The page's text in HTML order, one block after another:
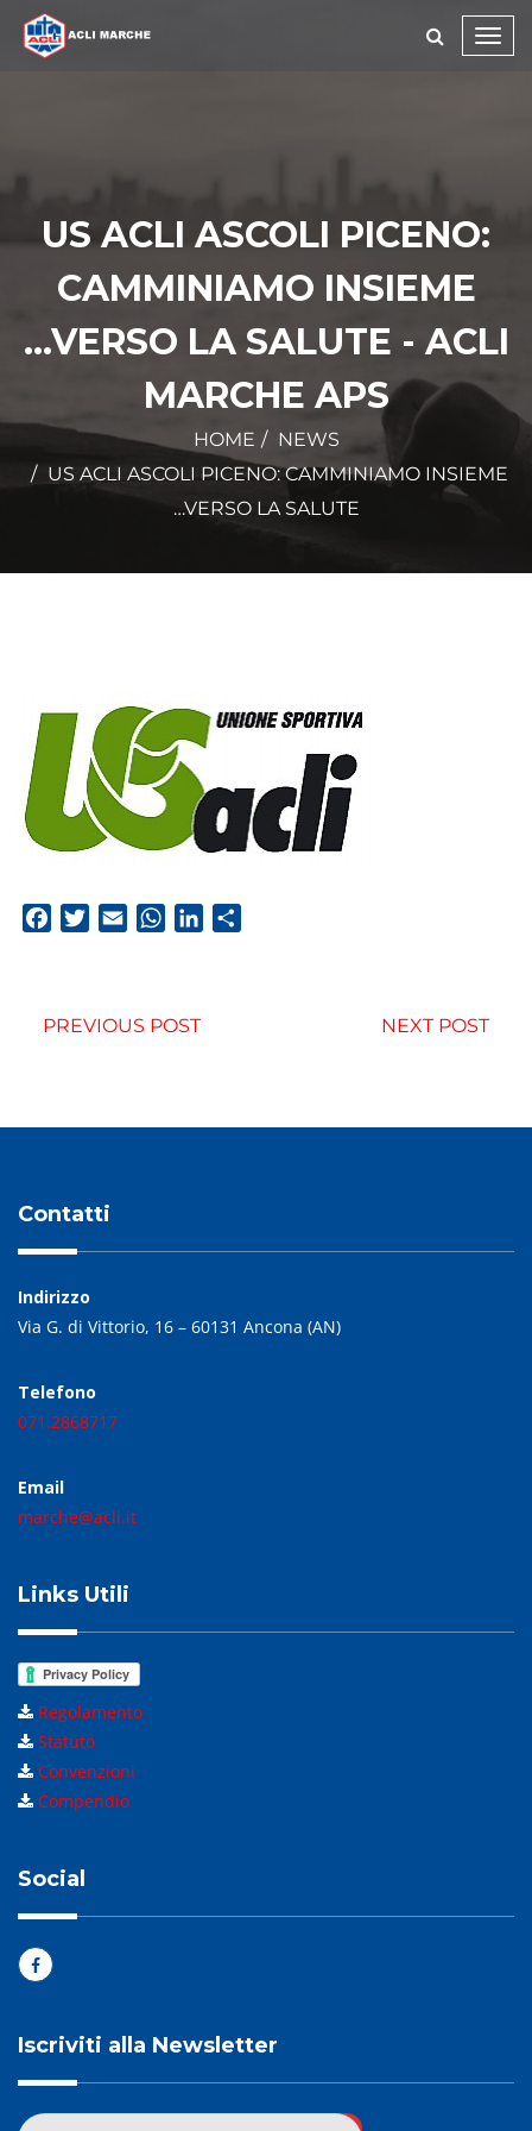
US ACLI ASCOLI PICENO:
CAMMINIAMO INSIEME
...VERSO LA SALUTE - ACLI
MARCHE APS
HOME
NEWS
US ACLI ASCOLI PICENO: CAMMINIAMO INSIEME
…VERSO LA SALUTE
FacebookTwitterEmail WhatsApp
LinkedIn
PREVIOUS POST NEXT POST
Contatti
Indirizzo
Via G. di Vittorio, 16 – 60131 Ancona (AN)
Telefono
071.2868717
Email
marche@acli.it
Links Utili
Regolamento
Statuto
Convenzioni
Compendio
Social
Iscriviti alla Newsletter